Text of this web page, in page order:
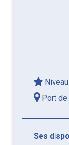
Port de
Ses